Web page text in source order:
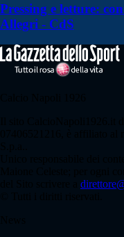
Pressing e letture:
Allegri - CdS